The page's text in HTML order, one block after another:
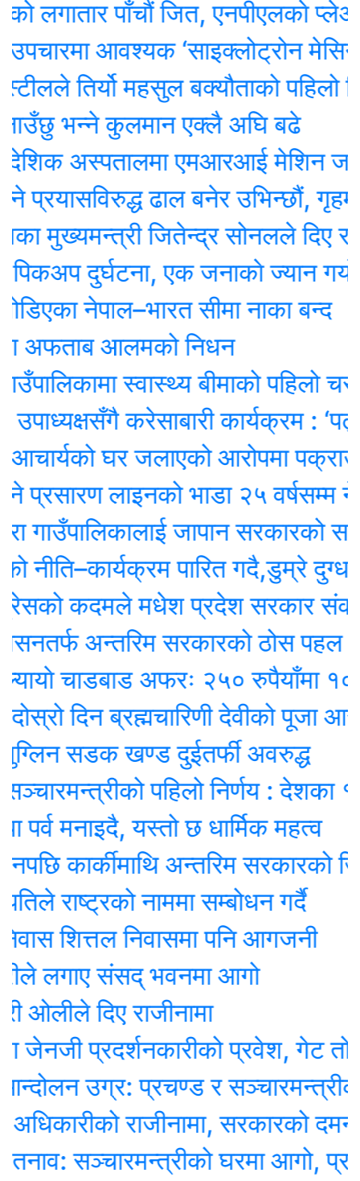
पाँचौं जित, एनपीएलकाे
आवश्यक ‘साइक्लोट्रोन मेसिन’
तिर्यो महसुल बक्यौताको पहिलो
भन्ने कुलमान एक्लै अघि बढे
अस्पतालमा एमआरआई मेशिन जडान
ढाल बनेर उभिन्छौं,
जितेन्द्र सोनलले दिए
दुर्घटना, एक जनाकाे ज्यान गयाे
नेपाल–भारत सीमा नाका बन्द
आलमको निधन
स्वास्थ्य बीमाको पहिलो चरण
करेसाबारी कार्यक्रम :
घर जलाएको आरोपमा पक्राउ
लाइनको भाडा २५ वर्षसम्म
जापान सरकारको
पारित गदै,डुम्रे दुग्ध
कदमले मधेश प्रदेश सरकार संकटमा
अन्तरिम सरकारको ठोस पहल
चाडबाड अफरः २५० रुपैयाँमा
दिन ब्रह्मचारिणी देवीको पूजा
सडक खण्ड दुईतर्फी अवरुद्ध
पहिलो निर्णय : देशका १०
मनाइदै, यस्तो छ धार्मिक महत्व
कार्कीमाथि अन्तरिम सरकारको
राष्ट्रको नाममा सम्बोधन गर्दै
शित्तल निवासमा पनि आगजनी
लगाए संसद् भवनमा आगो
दिए राजीनामा
प्रदर्शनकारीको प्रवेश, गेट तोडेर
उग्र: प्रचण्ड र सञ्चारमन्त्रीको
राजीनामा, सरकारको
सञ्चारमन्त्रीको घरमा आगो, प्रहरी